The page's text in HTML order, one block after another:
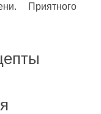
Приятного